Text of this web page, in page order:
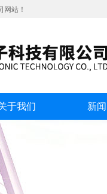
网站！
于我们 新